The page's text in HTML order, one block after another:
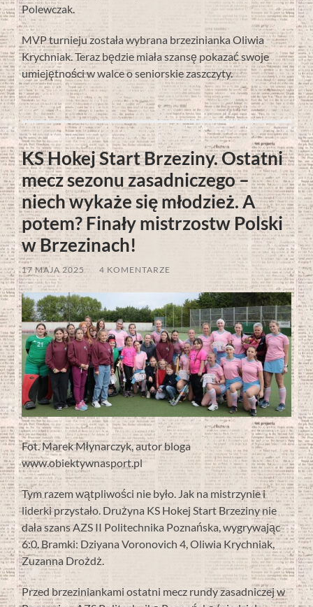
Polewczak.
MVP turnieju została wybrana brzezinianka Oliwia
Krychniak. Teraz będzie miała szansę pokazać swoje
umiejętności w walce o seniorskie zaszczyty.
KS Hokej Start Brzeziny. Ostatni
mecz sezonu zasadniczego –
niech wykaże się młodzież. A
potem? Finały mistrzostw Polski
w Brzezinach!
17 MAJA 2025 4 KOMENTARZE
Fot. Marek Młynarczyk, autor bloga
www.obiektywnasport.pl
Tym razem wątpliwości nie było. Jak na mistrzynie i
liderki przystało. Drużyna KS Hokej Start Brzeziny nie
dała szans AZS II Politechnika Poznańska, wygrywając
6:0. Bramki: Dziyana Voronovich 4, Oliwia Krychniak,
Zuzanna Drożdż.
Przed brzeziniankami ostatni mecz rundy zasadniczej w